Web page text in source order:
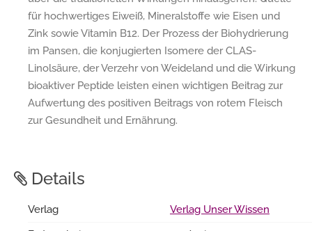
für hochwertiges Eiweiß, Mineralstoffe wie Eisen und
Zink sowie Vitamin B12. Der Prozess der Biohydrierung
im Pansen, die konjugierten Isomere der CLAS-
Linolsäure, der Verzehr von Weideland und die Wirkung
bioaktiver Peptide leisten einen wichtigen Beitrag zur
Aufwertung des positiven Beitrags von rotem Fleisch
zur Gesundheit und Ernährung.
Details
Verlag
Verlag Unser Wissen